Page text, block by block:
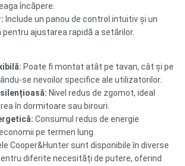
încăpere.
Include un panou de control intuitiv și un
ajustarea rapidă a setărilor.
Poate fi montat atât pe tavan, cât și pe
se nevoilor specifice ale utilizatorilor.
Nivel redus de zgomot, ideal
în dormitoare sau birouri.
Consumul redus de energie
pe termen lung.
Cooper&Hunter sunt disponibile în diverse
diferite necesități de putere, oferind